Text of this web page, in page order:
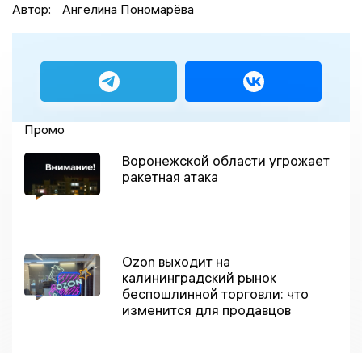
Автор:
Ангелина Пономарёва
Промо
Воронежской области угрожает
ракетная атака
Ozon выходит на
калининградский рынок
беспошлинной торговли: что
изменится для продавцов